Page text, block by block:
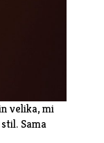
velika, mi
Sama